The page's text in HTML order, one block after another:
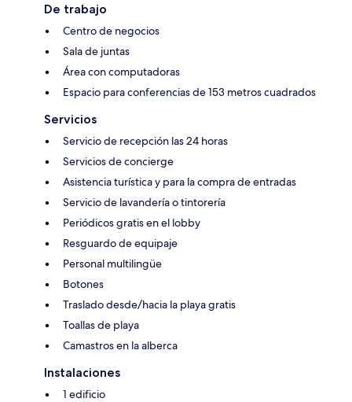
De trabajo
Centro de negocios
Sala de juntas
Área con computadoras
Espacio para conferencias de 153 metros cuadrados
Servicios
Servicio de recepción las 24 horas
Servicios de concierge
Asistencia turística y para la compra de entradas
Servicio de lavandería o tintorería
Periódicos gratis en el lobby
Resguardo de equipaje
Personal multilingüe
Botones
Traslado desde/hacia la playa gratis
Toallas de playa
Camastros en la alberca
Instalaciones
1 edificio